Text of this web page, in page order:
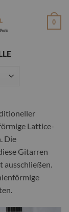
0
Lattice-
Die
Gitarren
ausschließen.